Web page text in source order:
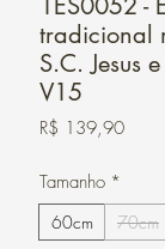
tradicional
S.C. Jesus
V15
R$ 139,90Preço
Tamanho *
60cm 70cm